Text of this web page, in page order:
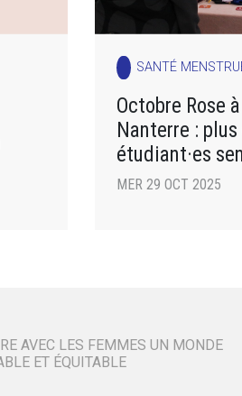
SANTÉ
Octobre Rose
Nanterre :
étudiant·es
MER 29 OCT 2025
AVEC LES FEMMES UN MONDE
ET ÉQUITABLE